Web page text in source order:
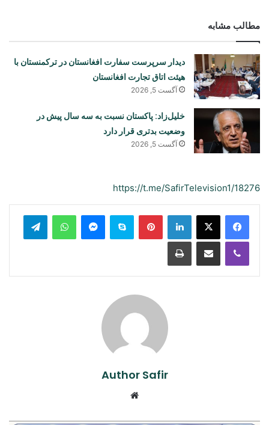
مطالب مشابه
دیدار سرپرست سفارت افغانستان در ترکمنستان با
هیئت اتاق تجارت افغانستان
آگست 5, 2026
خلیل‌زاد: پاکستان نسبت به سه سال پیش در
وضعیت بدتری قرار دارد
آگست 5, 2026
https://t.me/SafirTelevision1/18276
LinkedIn
Pinterest
Skype
Messenger
WhatsApp
Viber
Share via Email
Print
Author Safir